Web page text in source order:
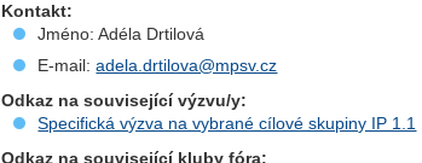
Kontakt:
Jméno: Adéla Drtilová
E-mail:adela.drtilova@mpsv.cz
Odkaz na související výzvu/y:
Specifická výzva na vybrané cílové skupiny IP 1.1
Odkaz na související kluby fóra: